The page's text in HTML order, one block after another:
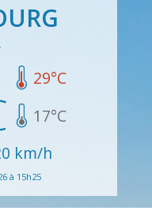
29°C
17°C
km/h
à 15h25